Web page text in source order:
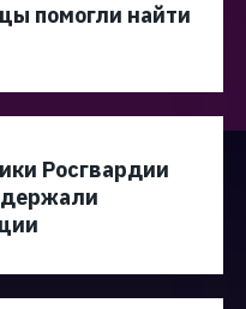
помогли найти
Росгвардии